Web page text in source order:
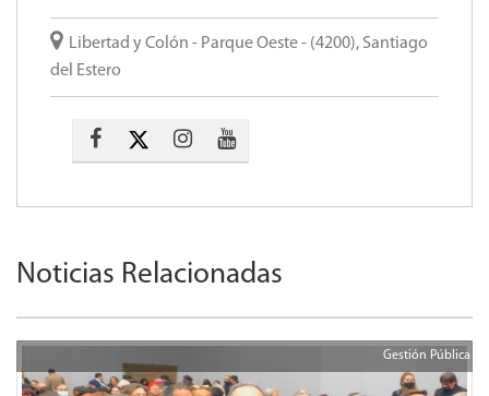
Libertad y Colón - Parque Oeste - (4200), Santiago
del Estero
Noticias Relacionadas
Gestión Pública